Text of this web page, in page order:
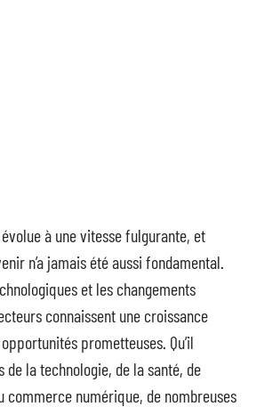
à une vitesse fulgurante, et
n’a jamais été aussi fondamental.
et les changements
connaissent une croissance
prometteuses. Qu’il
de la technologie, de la santé, de
commerce numérique, de nombreuses